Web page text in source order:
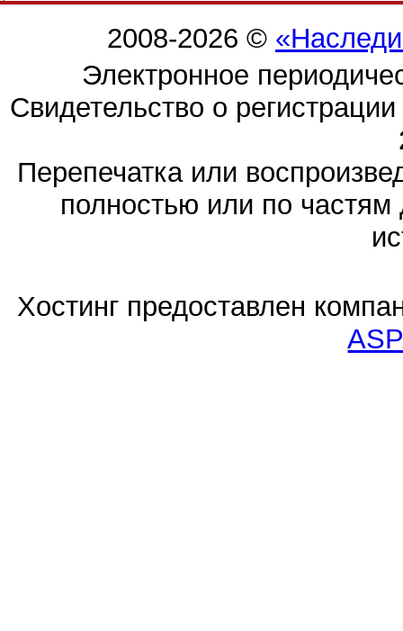
2008-2026 ©
Электронное
Свидетельство о
Перепечатка или
полностью или по частям
Хостинг предоставлен